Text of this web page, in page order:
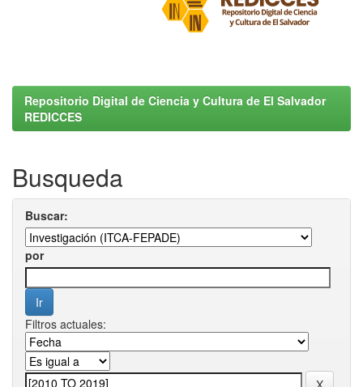
Repositorio Digital de Ciencia y Cultura de El Salvador
REDICCES
Busqueda
Buscar:
por
Filtros actuales: